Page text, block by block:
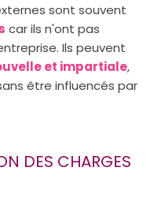
sont souvent
car ils n'ont pas
Ils peuvent
et impartiale,
être influencés par
DES CHARGES